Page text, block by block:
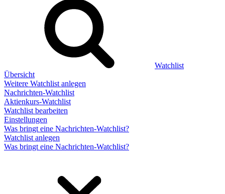
Watchlist
Übersicht
Weitere Watchlist anlegen
Nachrichten-Watchlist
Aktienkurs-Watchlist
Watchlist bearbeiten
Einstellungen
Was bringt eine Nachrichten-Watchlist?
Watchlist anlegen
Was bringt eine Nachrichten-Watchlist?